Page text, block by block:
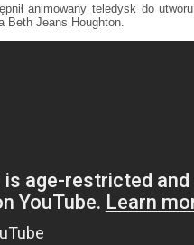
animowany teledysk do utworu
Beth Jeans Houghton.